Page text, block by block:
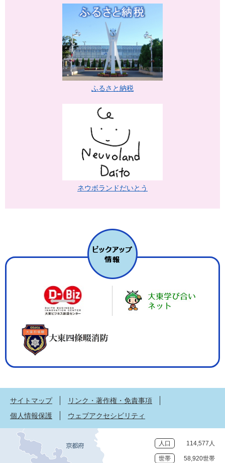
ふるさと納税
ネウボランドだいとう
サイトマップ
リンク・著作権・免責事項
個人情報保護
ウェブアクセシビリティ
人口 114,577人
世帯 58,920世帯